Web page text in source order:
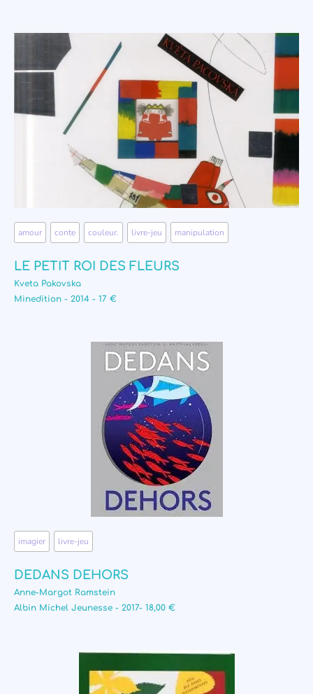
amour conte couleur. livre-jeu manipulation
LE PETIT ROI DES FLEURS
Kveta Pakovska
Minedition - 2014 - 17 €
imagier livre-jeu
DEDANS DEHORS
Anne-Margot Ramstein
Albin Michel Jeunesse - 2017- 18,00 €